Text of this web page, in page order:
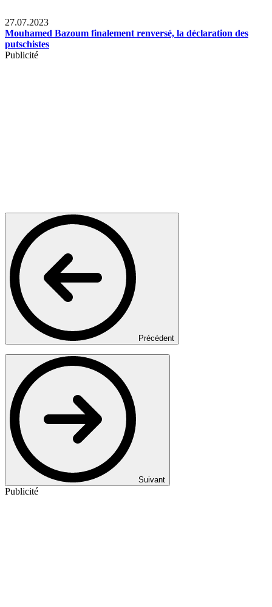
27.07.2023
Mouhamed Bazoum finalement renversé, la déclaration des
putschistes
Publicité
Précédent
Suivant
Publicité